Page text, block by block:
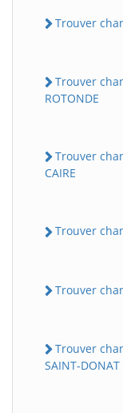
Trouver
Trouver
ROTONDE
Trouver
CAIRE
Trouver
Trouver
Trouver
SAINT-DONAT